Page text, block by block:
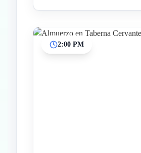
2:00 PM